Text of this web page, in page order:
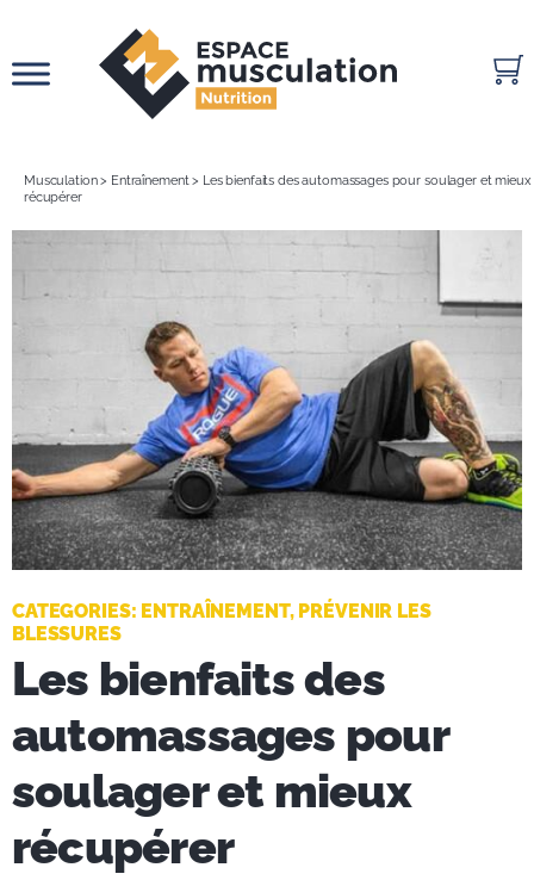
Musculation> Entraînement> Les bienfaits des automassages pour soulager et mieux
récupérer
CATEGORIES: ENTRAÎNEMENT, PRÉVENIR LES
BLESSURES
Les bienfaits des
automassages pour
soulager et mieux
récupérer